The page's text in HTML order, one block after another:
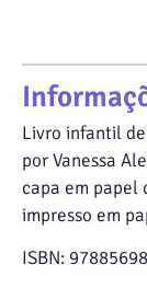
Livro infantil
por Vanessa
capa em papel
impresso em
ISBN: